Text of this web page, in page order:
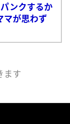
パンクするか
が思わず
ます